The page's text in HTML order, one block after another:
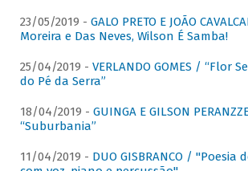
23/05/2019 - GALO PRETO E JOÃO
Moreira e Das Neves, Wilson É Samba!
25/04/2019 - VERLANDO GOMES / “Flor
do Pé da Serra”
18/04/2019 - GUINGA E GILSON
“Suburbania”
11/04/2019 - DUO GISBRANCO / "Poesia